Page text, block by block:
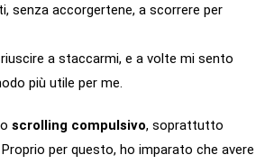
senza accorgertene, a scorrere per
a staccarmi, e a volte mi sento
più utile per me.
scrolling compulsivo, soprattutto
per questo, ho imparato che avere